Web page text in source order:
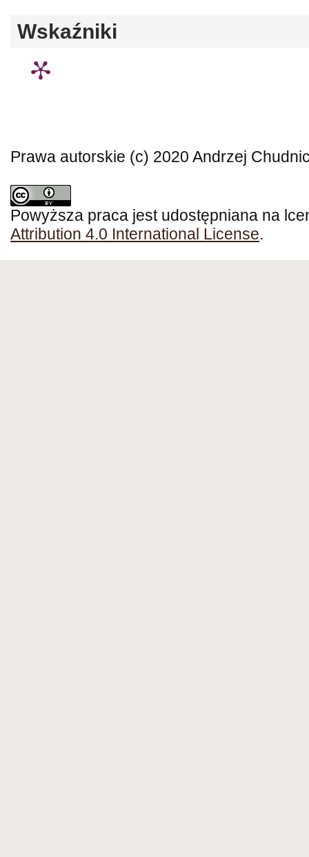
Wskaźniki
Prawa autorskie (c) 2020 Andrzej
Powyższa praca jest udostępniana na
Attribution 4.0 International License.